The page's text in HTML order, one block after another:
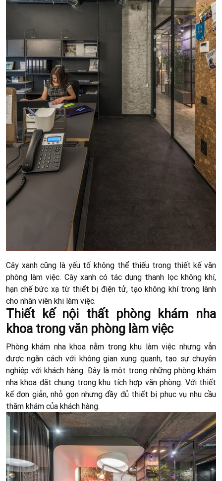
Cây xanh cũng là yếu tố không thể thiếu trong thiết kế văn
phòng làm việc. Cây xanh có tác dụng thanh lọc không khí,
hạn chế bức xạ từ thiết bị điện tử, tạo không khí trong lành
cho nhân viên khi làm việc.
Thiết kế nội thất phòng khám nha
khoa trong văn phòng làm việc
Phòng khám nha khoa nằm trong khu làm việc nhưng vẫn
được ngăn cách với không gian xung quanh, tạo sự chuyên
nghiệp với khách hàng. Đây là một trong những phòng khám
nha khoa đặt chung trong khu tích hợp văn phòng. Với thiết
kế đơn giản, nhỏ gọn nhưng đầy đủ thiết bị phục vụ nhu cầu
thăm khám của khách hàng.